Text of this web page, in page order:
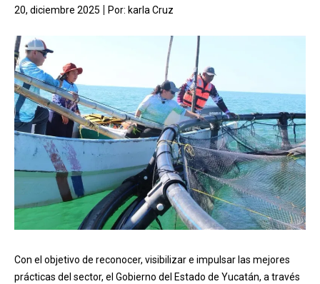
20, diciembre 2025 Por: karla Cruz
Con el objetivo de reconocer, visibilizar e impulsar las mejores
prácticas del sector, el Gobierno del Estado de Yucatán, a través